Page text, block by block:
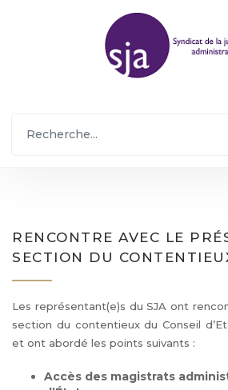
RENCONTRE AVEC LE
SECTION DU
Les représentant(e)s du SJA ont
section du contentieux du Conseil
et ont abordé les points suivants :
Accès des magistrats